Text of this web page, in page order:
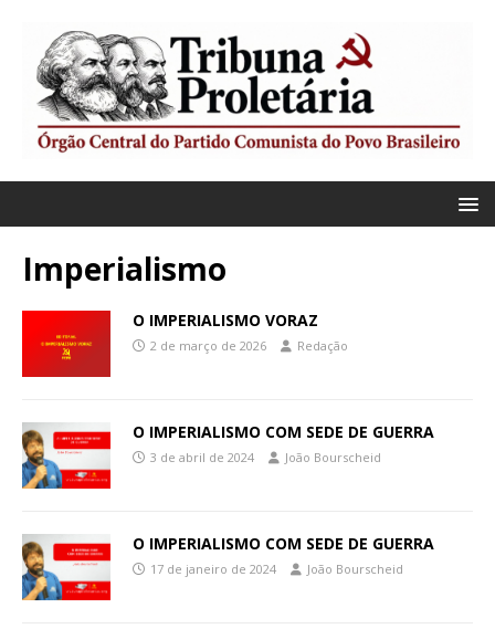
Imperialismo
O IMPERIALISMO VORAZ
2 de março de 2026 Redação
O IMPERIALISMO COM SEDE DE GUERRA
3 de abril de 2024 João Bourscheid
O IMPERIALISMO COM SEDE DE GUERRA
17 de janeiro de 2024 João Bourscheid